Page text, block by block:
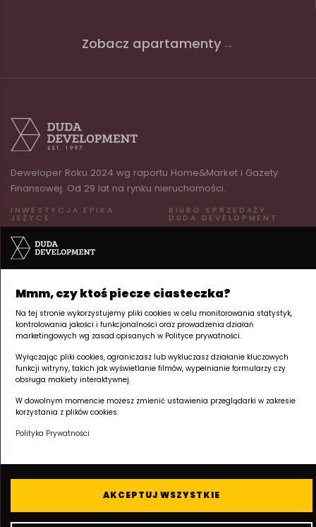
Mmm, czy ktoś piecze ciasteczka?
Na tej stronie wykorzystujemy pliki cookies w celu monitorowania statystyk,
kontrolowania jakości i funkcjonalności oraz prowadzenia działań
marketingowych wg zasad opisanych w Polityce prywatności.
Wyłączając pliki cookies, ograniczasz lub wykluczasz działanie kluczowych
funkcji witryny, takich jak wyświetlanie filmów, wypełnianie formularzy czy
obsługa makiety interaktywnej.
W dowolnym momencie możesz zmienić ustawienia przeglądarki w zakresie
korzystania z plików cookies.
Polityka Prywatności
AKCEPTUJ WSZYSTKIE
Zobacz apartamenty→
Deweloper Roku 2024 wg raportu Home&Market i Gazety
Finansowej. Od 29 lat na rynku nieruchomości.
INWESTYCJA EPIKA
JEŻYCE
ul. Kraszewskiego 26
60-519 Poznań | Jeżyce
Tu powstaje Twój
apartament inwestycyjny.
BIURO SPRZEDAŻY
DUDA DEVELOPMENT
pn–pt 8:00–17:00
+48 605 258 888
NA SKRÓTY
Lokalizacja
Deweloper
Kontakt
© 2026 Duda Development · Epika Jeżyce Polityka prywatności / RODO